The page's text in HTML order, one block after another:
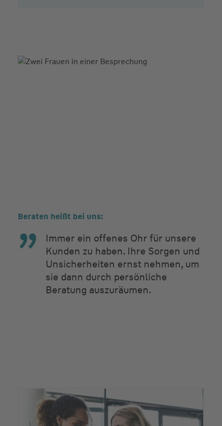
Beraten heißt bei uns:
Immer ein offenes Ohr für unsere
Kunden zu haben. Ihre Sorgen und
Unsicherheiten ernst nehmen, um
sie dann durch persönliche
Beratung auszuräumen.